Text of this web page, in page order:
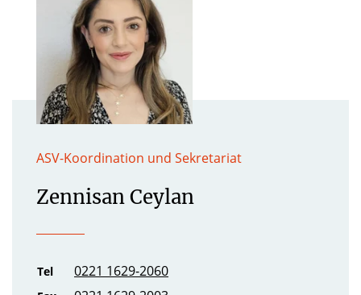
ASV-Koordination und Sekretariat
Zennisan Ceylan
Tel 0221 1629-2060